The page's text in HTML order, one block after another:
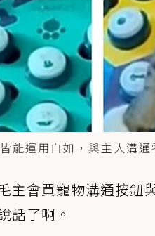
能運用自如，與主人溝
主會買寵物溝通按鈕
話了啊。